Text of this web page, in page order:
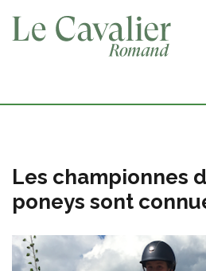
Les championnes
poneys sont